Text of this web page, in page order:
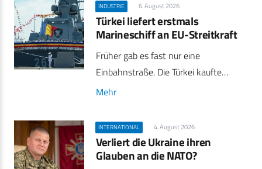
INDUSTRIE 6. August 2026
Türkei liefert erstmals
Marineschiff an EU-Streitkraft
Früher gab es fast nur eine
Einbahnstraße. Die Türkei kaufte…
Mehr
INTERNATIONAL 4. August 2026
Verliert die Ukraine ihren
Glauben an die NATO?